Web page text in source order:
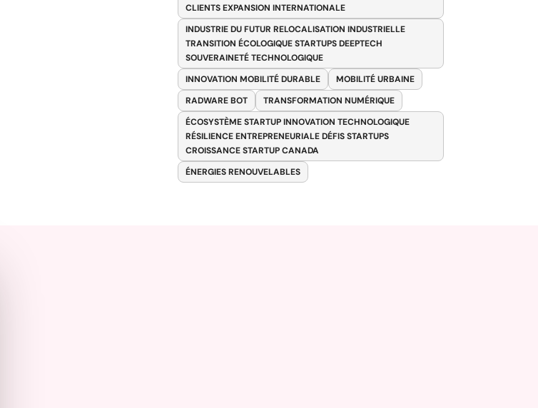
CLIENTS EXPANSION INTERNATIONALE
INDUSTRIE DU FUTUR RELOCALISATION INDUSTRIELLE
TRANSITION ÉCOLOGIQUE STARTUPS DEEPTECH
SOUVERAINETÉ TECHNOLOGIQUE
INNOVATION MOBILITÉ DURABLE
MOBILITÉ URBAINE
RADWARE BOT
TRANSFORMATION NUMÉRIQUE
ÉCOSYSTÈME STARTUP INNOVATION TECHNOLOGIQUE
RÉSILIENCE ENTREPRENEURIALE DÉFIS STARTUPS
CROISSANCE STARTUP CANADA
ÉNERGIES RENOUVELABLES